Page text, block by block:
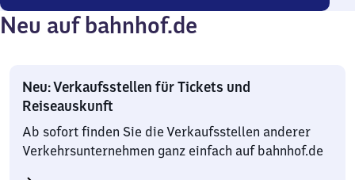
8
Angebote
Neu auf bahnhof.de
Neu: Verkaufsstellen für Tickets und
Reiseauskunft
Ab sofort finden Sie die Verkaufsstellen anderer
Verkehrsunternehmen ganz einfach auf bahnhof.de